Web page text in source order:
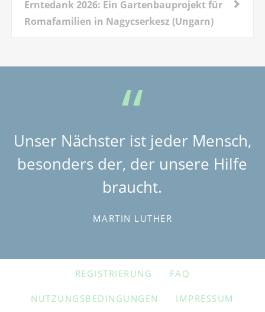
Erntedank 2026: Ein Gartenbauprojekt für
Romafamilien in Nagycserkesz (Ungarn)
Unser Nächster ist jeder Mensch,
besonders der, der unsere Hilfe
braucht.
MARTIN LUTHER
NAVIGATION
REGISTRIERUNG FAQ
NUTZUNGSBEDINGUNGEN IMPRESSUM